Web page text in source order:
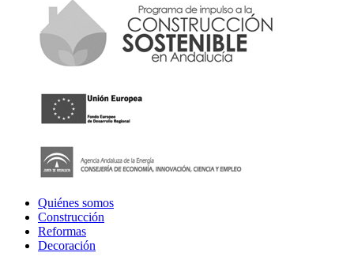
Quiénes somos
Construcción
Reformas
Decoración